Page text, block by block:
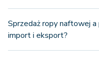
Sprzedaż ropy naftowej
import i eksport?